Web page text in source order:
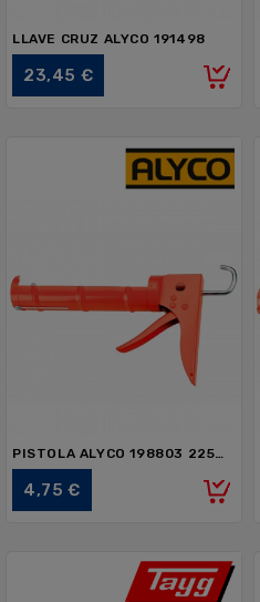
LLAVE CRUZ ALYCO 191498
23,45 €
PISTOLA ALYCO 198803 225mm
4,75 €